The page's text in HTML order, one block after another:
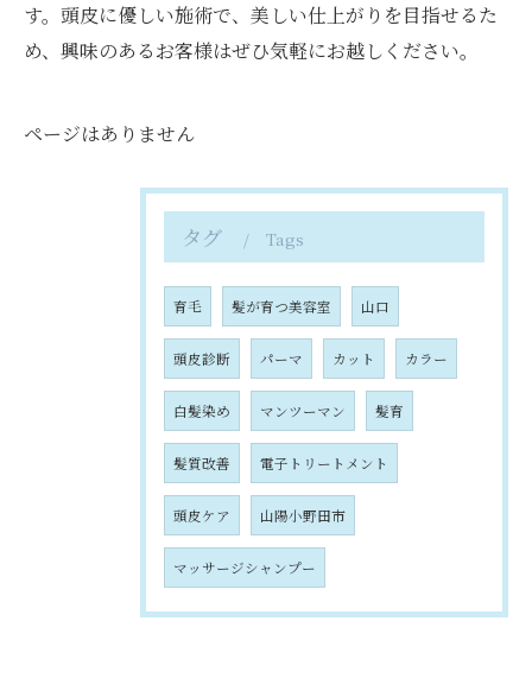
す。頭皮に優しい施術で、美しい仕上がりを目指せるた
め、興味のあるお客様はぜひ気軽にお越しください。
ページはありません
タグ Tags
育毛 髪が育つ美容室 山口
頭皮診断 パーマ カット カラー
白髪染め マンツーマン 髪育
髪質改善 電子トリートメント
頭皮ケア 山陽小野田市
マッサージシャンプー